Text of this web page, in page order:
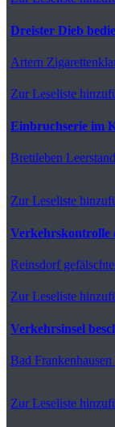
Dreister Dieb
Artern
Zur Leseliste
Einbruchserie im
Brettleben
Zur Leseliste
Verkehrskontrolle
Reinsdorf
Zur Leseliste
Verkehrsinsel
Bad Frankenhausen
Zur Leseliste